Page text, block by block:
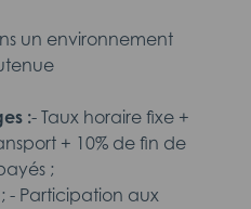
un environnement
:- Taux horaire fixe +
+ 10% de fin de
;
- Participation aux